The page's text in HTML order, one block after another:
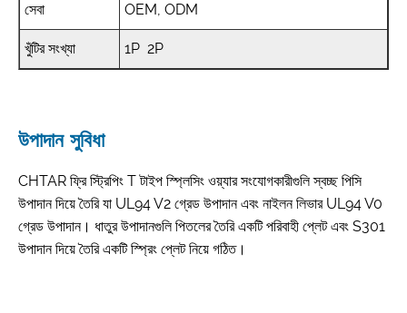
সেবা OEM, ODM
খুঁটির সংখ্যা 1P 2P
উপাদান সুবিধা
CHTAR ফ্রি স্ট্রিপিং T টাইপ স্প্লিসিং ওয়্যার সংযোগকারীগুলি স্বচ্ছ পিসি
উপাদান দিয়ে তৈরি যা UL94 V2 গ্রেড উপাদান এবং নাইলন লিভার UL94 V0
গ্রেড উপাদান। ধাতুর উপাদানগুলি পিতলের তৈরি একটি পরিবাহী প্লেট এবং S301
উপাদান দিয়ে তৈরি একটি স্প্রিং প্লেট নিয়ে গঠিত।